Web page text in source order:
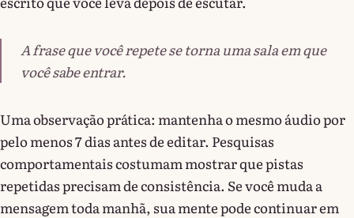
A frase que você repete se torna uma sala em que
você sabe entrar.
Uma observação prática: mantenha o mesmo áudio por
pelo menos 7 dias antes de editar. Pesquisas
comportamentais costumam mostrar que pistas
repetidas precisam de consistência. Se você muda a
mensagem toda manhã, sua mente pode continuar em